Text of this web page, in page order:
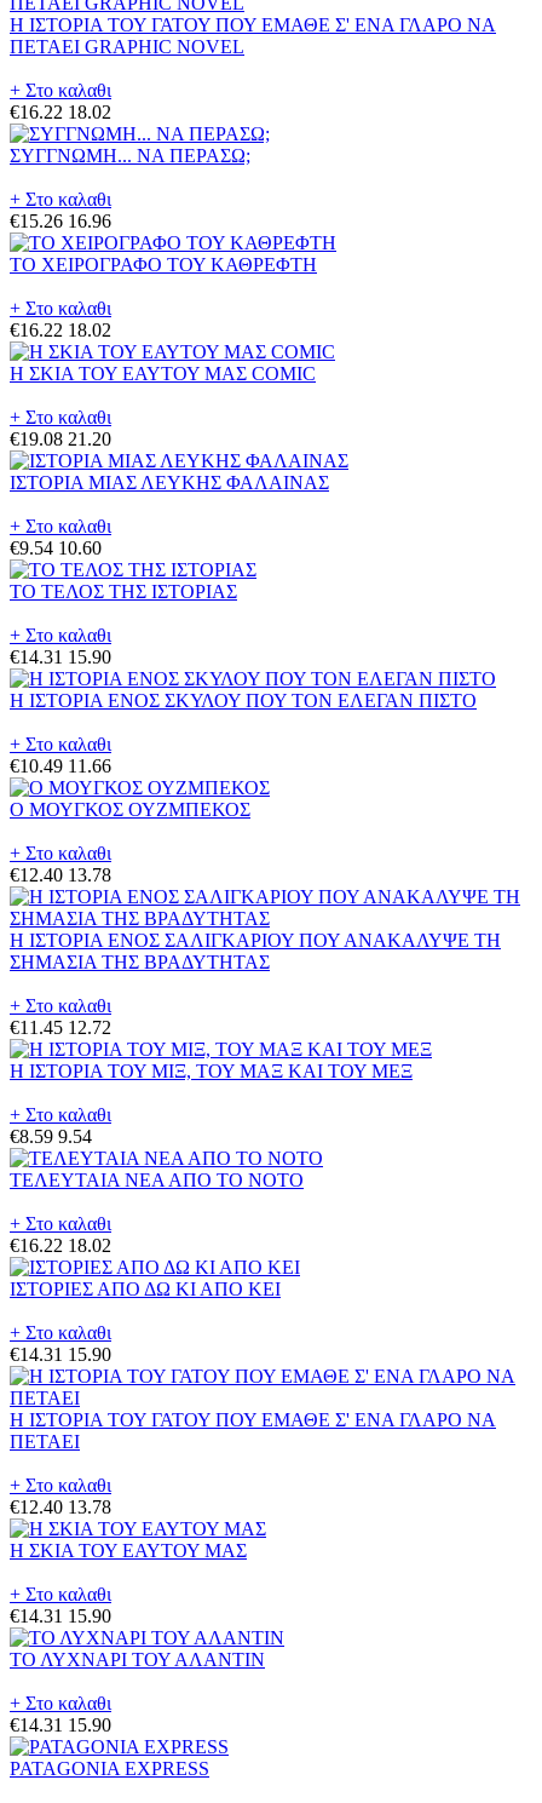
Η ΙΣΤΟΡΙΑ ΤΟΥ ΓΑΤΟΥ ΠΟΥ ΕΜΑΘΕ Σ' ΕΝΑ ΓΛΑΡΟ ΝΑ
ΠΕΤΑΕΙ GRAPHIC NOVEL
+ Στο καλαθι
€16.22 18.02
ΣΥΓΓΝΩΜΗ... ΝΑ ΠΕΡΑΣΩ;
+ Στο καλαθι
€15.26 16.96
ΤΟ ΧΕΙΡΟΓΡΑΦΟ ΤΟΥ ΚΑΘΡΕΦΤΗ
+ Στο καλαθι
€16.22 18.02
Η ΣΚΙΑ ΤΟΥ ΕΑΥΤΟΥ ΜΑΣ COMIC
+ Στο καλαθι
€19.08 21.20
ΙΣΤΟΡΙΑ ΜΙΑΣ ΛΕΥΚΗΣ ΦΑΛΑΙΝΑΣ
+ Στο καλαθι
€9.54 10.60
ΤΟ ΤΕΛΟΣ ΤΗΣ ΙΣΤΟΡΙΑΣ
+ Στο καλαθι
€14.31 15.90
Η ΙΣΤΟΡΙΑ ΕΝΟΣ ΣΚΥΛΟΥ ΠΟΥ ΤΟΝ ΕΛΕΓΑΝ ΠΙΣΤΟ
+ Στο καλαθι
€10.49 11.66
Ο ΜΟΥΓΚΟΣ ΟΥΖΜΠΕΚΟΣ
+ Στο καλαθι
€12.40 13.78
Η ΙΣΤΟΡΙΑ ΕΝΟΣ ΣΑΛΙΓΚΑΡΙΟΥ ΠΟΥ ΑΝΑΚΑΛΥΨΕ ΤΗ
ΣΗΜΑΣΙΑ ΤΗΣ ΒΡΑΔΥΤΗΤΑΣ
+ Στο καλαθι
€11.45 12.72
Η ΙΣΤΟΡΙΑ ΤΟΥ ΜΙΞ, ΤΟΥ ΜΑΞ ΚΑΙ ΤΟΥ ΜΕΞ
+ Στο καλαθι
€8.59 9.54
ΤΕΛΕΥΤΑΙΑ ΝΕΑ ΑΠΟ ΤΟ ΝΟΤΟ
+ Στο καλαθι
€16.22 18.02
ΙΣΤΟΡΙΕΣ ΑΠΟ ΔΩ ΚΙ ΑΠΟ ΚΕΙ
+ Στο καλαθι
€14.31 15.90
Η ΙΣΤΟΡΙΑ ΤΟΥ ΓΑΤΟΥ ΠΟΥ ΕΜΑΘΕ Σ' ΕΝΑ ΓΛΑΡΟ ΝΑ
ΠΕΤΑΕΙ
+ Στο καλαθι
€12.40 13.78
Η ΣΚΙΑ ΤΟΥ ΕΑΥΤΟΥ ΜΑΣ
+ Στο καλαθι
€14.31 15.90
ΤΟ ΛΥΧΝΑΡΙ ΤΟΥ ΑΛΑΝΤΙΝ
+ Στο καλαθι
€14.31 15.90
PATAGONIA EXPRESS